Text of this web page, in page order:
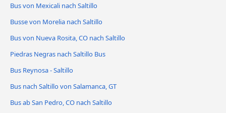
Bus von Mexicali nach Saltillo
Busse von Morelia nach Saltillo
Bus von Nueva Rosita, CO nach Saltillo
Piedras Negras nach Saltillo Bus
Bus Reynosa - Saltillo
Bus nach Saltillo von Salamanca, GT
Bus ab San Pedro, CO nach Saltillo